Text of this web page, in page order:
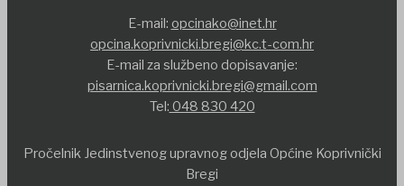
E-mail: opcinako@inet.hr
opcina.koprivnicki.bregi@kc.t-com.hr
E-mail za službeno dopisavanje:
pisarnica.koprivnicki.bregi@gmail.com
Tel: 048 830 420
Pročelnik Jedinstvenog upravnog odjela Općine Koprivnički
Bregi